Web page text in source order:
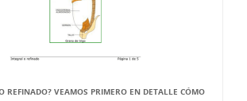
REFINADO? VEAMOS PRIMERO EN DETALLE CÓMO